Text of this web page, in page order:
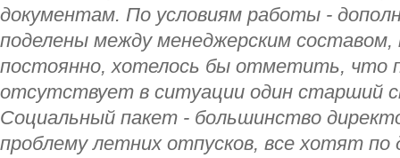
документам. По условиям работы -
поделены между менеджерским
постоянно, хотелось бы отметить, что
отсутствует в ситуации один старший
Социальный пакет - большинство
проблему летних отпусков, все хотят по